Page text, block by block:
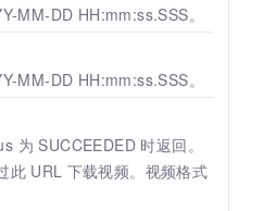
MM-DD HH:mm:ss.SSS。
MM-DD HH:mm:ss.SSS。
为 SUCCEEDED 时返回。
此 URL 下载视频。视频格式